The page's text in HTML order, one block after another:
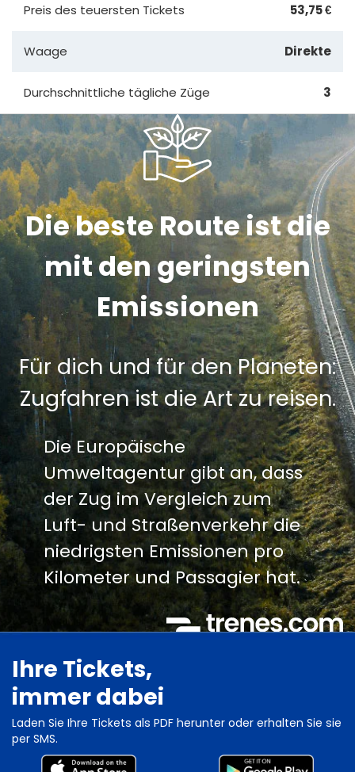
Preis des teuersten Tickets 53,75 €
Waage Direkte
Durchschnittliche tägliche Züge 3
Die beste Route ist die
mit den geringsten
Emissionen
Für dich und für den Planeten:
Zugfahren ist die Art zu reisen.
Die Europäische
Umweltagentur gibt an, dass
der Zug im Vergleich zum
Luft- und Straßenverkehr die
niedrigsten Emissionen pro
Kilometer und Passagier hat.
Ihre Tickets,
immer dabei
Laden Sie Ihre Tickets als PDF herunter oder erhalten Sie sie
per SMS.